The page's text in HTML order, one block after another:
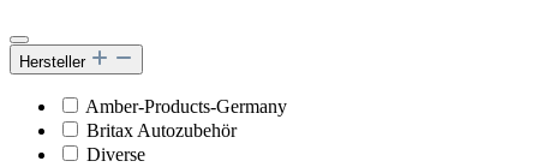
Hersteller
Amber-Products-Germany
Britax Autozubehör
Diverse